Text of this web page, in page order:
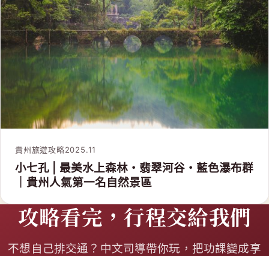
貴州旅遊攻略2025.11
小七孔 | 最美水上森林・翡翠河谷・藍色瀑布群
｜貴州人氣第一名自然景區
攻略看完，行程交給我們
不想自己排交通？中文司導帶你玩，把功課變成享